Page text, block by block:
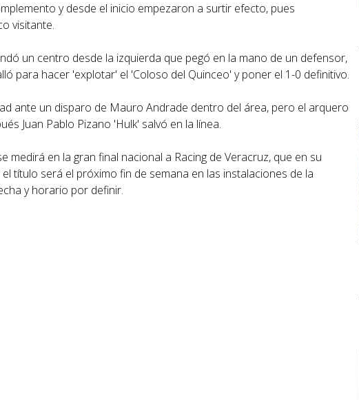
y desde el inicio empezaron a surtir efecto, pues
visitante.
un centro desde la izquierda que pegó en la mano de un defensor,
para hacer 'explotar' el 'Coloso del Quinceo' y poner el 1-0 definitivo.
ante un disparo de Mauro Andrade dentro del área, pero el arquero
Juan Pablo Pizano 'Hulk' salvó en la línea.
en la gran final nacional a Racing de Veracruz, que en su
título será el próximo fin de semana en las instalaciones de la
y horario por definir.